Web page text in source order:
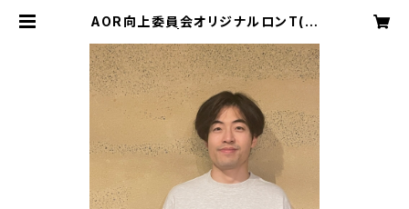
AOR向上委員会オリジナルロンT(長
o Official Online Shop